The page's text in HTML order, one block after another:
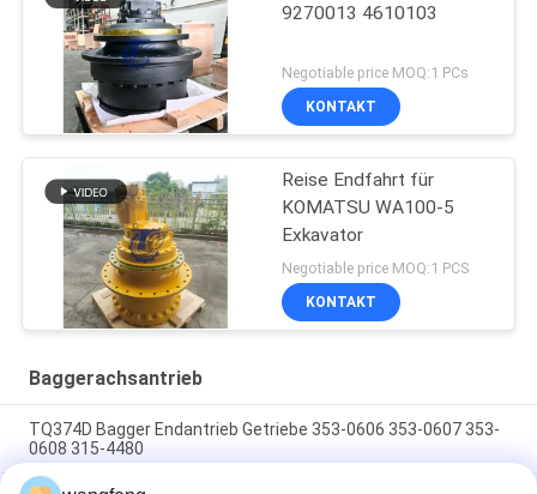
9270013 4610103
Negotiable price MOQ:1 PCs
KONTAKT
Reise Endfahrt für
KOMATSU WA100-5
Exkavator
Negotiable price MOQ:1 PCS
KONTAKT
Baggerachsantrieb
TQ374D Bagger Endantrieb Getriebe 353-0606 353-0607 353-
0608 315-4480